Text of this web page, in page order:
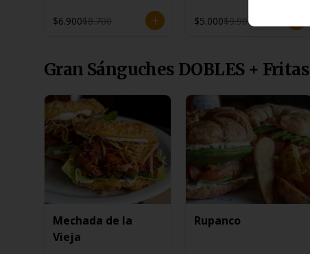
$6.900$8.700 $5.000$9.900
Gran Sánguches DOBLES + Fritas
Mechada de la
Vieja
Rupanco